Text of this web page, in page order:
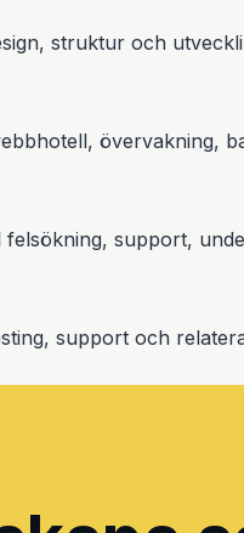
struktur och
övervakning,
support,
support och